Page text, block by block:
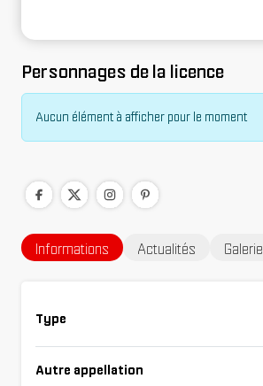
Personnages de la licence
Aucun élément à afficher pour le moment
Informations Actualités Galerie
Type
Autre appellation